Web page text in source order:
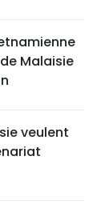
Malaisie
veulent